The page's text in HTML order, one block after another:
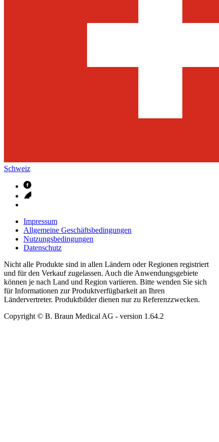
Schweiz
Impressum
Allgemeine Geschäftsbedingungen
Nutzungsbedingungen
Datenschutz
Nicht alle Produkte sind in allen Ländern oder Regionen registriert
und für den Verkauf zugelassen. Auch die Anwendungsgebiete
können je nach Land und Region variieren. Bitte wenden Sie sich
für Informationen zur Produktverfügbarkeit an Ihren
Ländervertreter. Produktbilder dienen nur zu Referenzzwecken.
Copyright © B. Braun Medical AG - version 1.64.2